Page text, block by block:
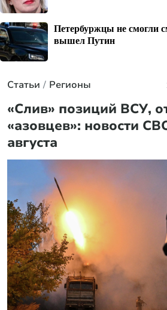
Петербуржцы не смогли
вышел Путин
Статьи Регионы
«Слив» позиций ВСУ,
«азовцев»: новости
августа